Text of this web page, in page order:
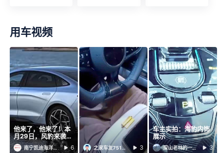
用车视频
他来了，他来了！本
月29日，风豹来袭，
海豹正式上市！愿各
位车主早日喜提爱
南宁凯迪海洋店 6 之家车友7517133 3
车主实拍：海豹内饰
展示
深山老林的一条豹子 3